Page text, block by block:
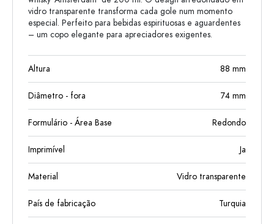
vidro transparente transforma cada gole num momento
especial. Perfeito para bebidas espirituosas e aguardentes
– um copo elegante para apreciadores exigentes.
Altura 88 mm
Diâmetro - fora 74 mm
Formulário - Área Base Redondo
Imprimível Ja
Material Vidro transparente
País de fabricação Turquia